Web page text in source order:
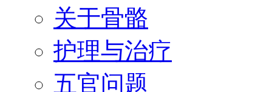
关于骨骼
护理与治疗
五官问题